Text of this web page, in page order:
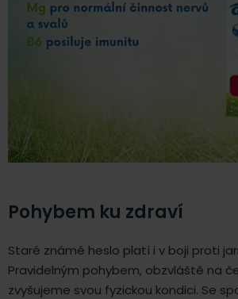
Pohybem ku zdraví
Staré známé heslo platí i v boji proti
Pravidelným pohybem, obzvláště na
zvyšujeme svou fyzickou kondici. Se